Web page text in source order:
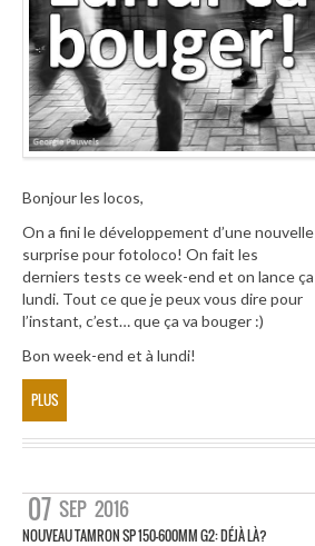
Bonjour les locos,
On a fini le développement d’une nouvelle
surprise pour fotoloco! On fait les
derniers tests ce week-end et on lance ça
lundi. Tout ce que je peux vous dire pour
l’instant, c’est… que ça va bouger :)
Bon week-end et à lundi!
PLUS
07 SEP 2016
NOUVEAU TAMRON SP 150-600MM G2: DÉJÀ LÀ?